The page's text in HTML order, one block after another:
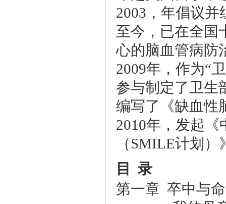
2003，年倡议并
至今，已在全国
心的脑血管病防
2009年，作为“
参与制定了卫生
编写了《缺血性
2010年，发起
（SMILE计划）
目 录
第一章 卒中与